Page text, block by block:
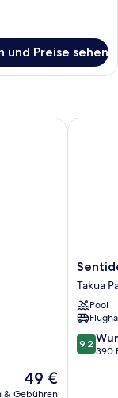
und Preise sehen
Der
Preis
49 €
& Gebühren
Sentido
Khaolak
Takua
Pa
Takua
Pool
9.2
von
9,2
390
Sentido